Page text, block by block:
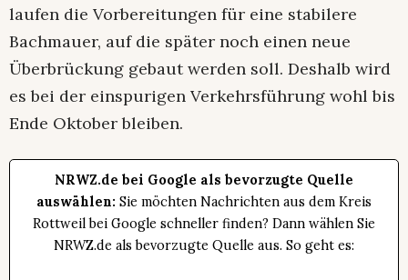
laufen die Vorbereitungen für eine stabilere
Bachmauer, auf die später noch einen neue
Überbrückung gebaut werden soll. Deshalb wird
es bei der einspurigen Verkehrsführung wohl bis
Ende Oktober bleiben.
NRWZ.de bei Google als bevorzugte Quelle
auswählen: Sie möchten Nachrichten aus dem Kreis
Rottweil bei Google schneller finden? Dann wählen Sie
NRWZ.de als bevorzugte Quelle aus. So geht es: